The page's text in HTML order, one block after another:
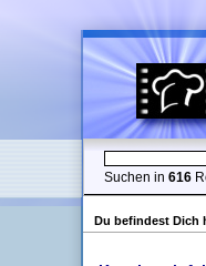
Suchen in 616
Du befindest Dich